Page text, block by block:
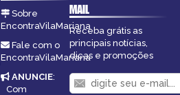
Sobre
EncontraVilaMariana
Fale com o
EncontraVilaMariana
ANUNCIE:
Com
MAIL
Receba grátis as
principais notícias,
dicas e promoções